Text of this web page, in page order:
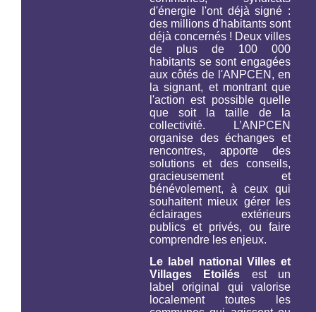
d'énergie l'ont déjà signé :
des millions d'habitants sont
déjà concernés ! Deux villes
de plus de 100 000
habitants se sont engagées
aux côtés de l'ANPCEN, en
la signant, et montrant que
l'action est possible quelle
que soit la taille de la
collectivité. L’ANPCEN
organise des échanges et
rencontres, apporte des
solutions et des conseils,
gracieusement et
bénévolement, à ceux qui
souhaitent mieux gérer les
éclairages extérieurs
publics et privés, ou faire
comprendre les enjeux.
Le label national Villes et
Villages Etoilés est un
label original qui valorise
localement toutes les